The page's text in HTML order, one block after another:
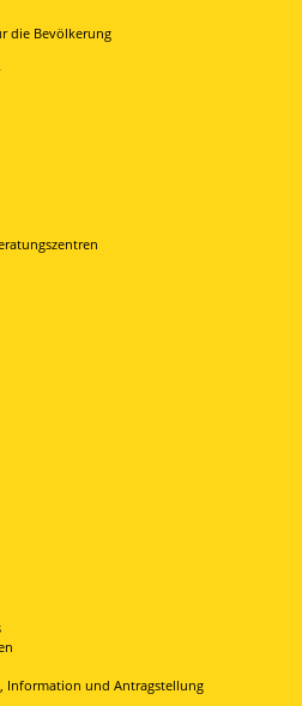
die Bevölkerung
Information und Antragstellung